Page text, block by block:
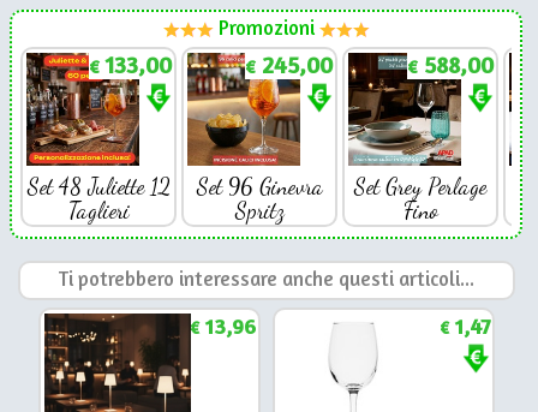
Promozioni
€ 133,00
Set 48 Juliette 12
Taglieri
€ 245,00
Set 96 Ginevra
Spritz
€ 588,00
Set Grey Perlage
Fino
Ti potrebbero interessare anche questi articoli...
€13,96 €1,47